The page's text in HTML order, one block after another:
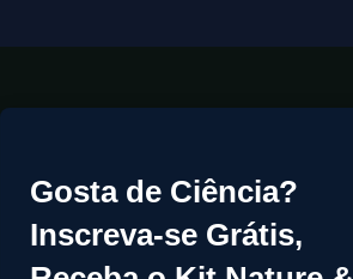
Gosta de Ciência?
Inscreva-se Grátis,